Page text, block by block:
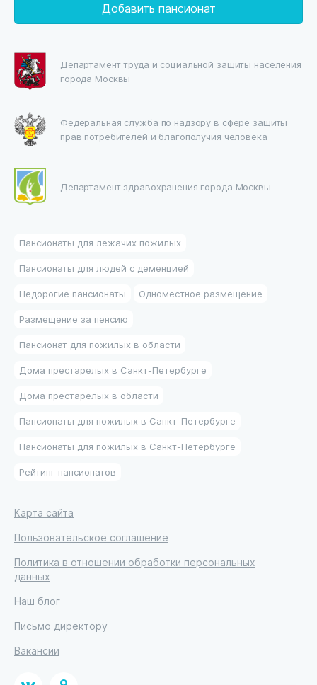
Добавить пансионат
Департамент труда и социальной защиты населения
города Москвы
Федеральная служба по надзору в сфере защиты
прав потребителей и благополучия человека
Департамент здравохранения города Москвы
Пансионаты для лежачих пожилых
Пансионаты для людей с деменцией
Недорогие пансионаты Одноместное размещение
Размещение за пенсию
Пансионат для пожилых в области
Дома престарелых в Санкт-Петербурге
Дома престарелых в области
Пансионаты для пожилых в Санкт-Петербурге
Пансионаты для пожилых в Санкт-Петербурге
Рейтинг пансионатов
Карта сайта
Пользовательское соглашение
Политика в отношении обработки персональных
данных
Наш блог
Письмо директору
Вакансии